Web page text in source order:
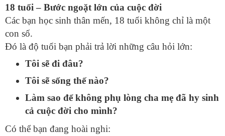
18 tuổi – Bước ngoặt lớn của cuộc đời
Các bạn học sinh thân mến, 18 tuổi không chỉ là một
con số.
Đó là độ tuổi bạn phải trả lời những câu hỏi lớn:
Tôi sẽ đi đâu?
Tôi sẽ sống thế nào?
Làm sao để không phụ lòng cha mẹ đã hy sinh
cả cuộc đời cho mình?
Có thể bạn đang hoài nghi: